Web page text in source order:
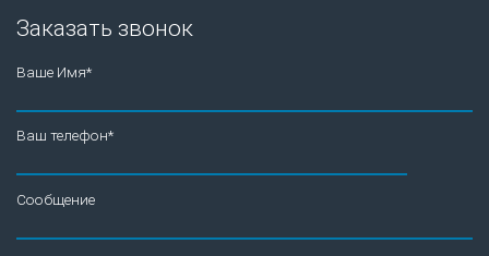
Заказать звонок
Ваше Имя*
Ваш телефон*
Сообщение